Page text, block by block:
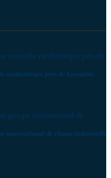
médiathèque près de Grenoble
international de chimie industrielle